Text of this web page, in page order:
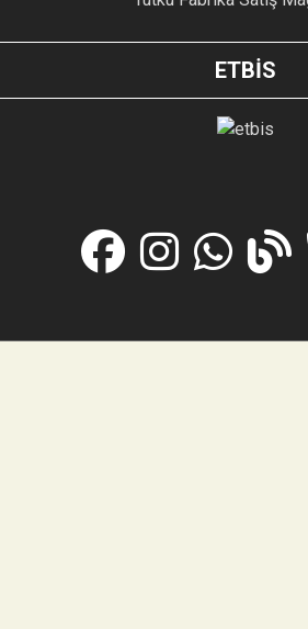
ETBİS